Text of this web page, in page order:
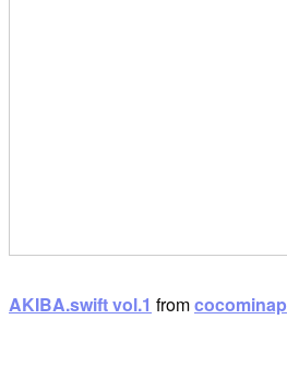
AKIBA.swift vol.1 fromcocominap